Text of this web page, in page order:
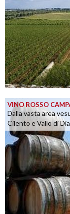
VINO ROSSO
Dalla vasta area
Cilento e Vallo di